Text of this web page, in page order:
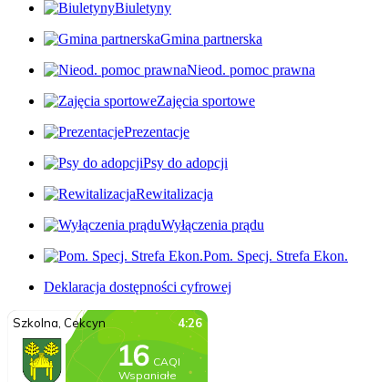
Biuletyny
Gmina partnerska
Nieod. pomoc prawna
Zajęcia sportowe
Prezentacje
Psy do adopcji
Rewitalizacja
Wyłączenia prądu
Pom. Specj. Strefa Ekon.
Deklaracja dostępności cyfrowej